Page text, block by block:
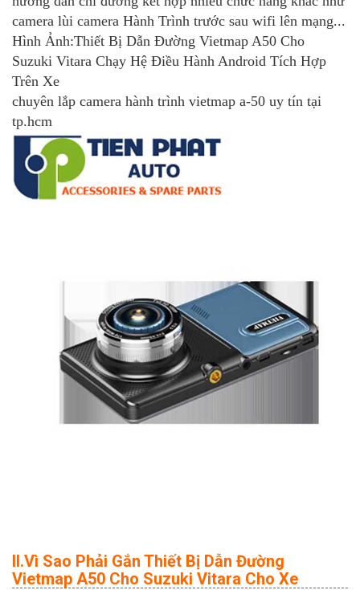
camera lùi camera Hành Trình trước sau wifi lên mạng...
Hình Ảnh:Thiết Bị Dẫn Đường Vietmap A50 Cho
Suzuki Vitara Chạy Hệ Điều Hành Android Tích Hợp
Trên Xe
chuyên lắp camera hành trình vietmap a-50 uy tín tại
tp.hcm
II.Vì Sao Phải Gắn Thiết Bị Dẫn Đường
Vietmap A50 Cho Suzuki Vitara Cho Xe